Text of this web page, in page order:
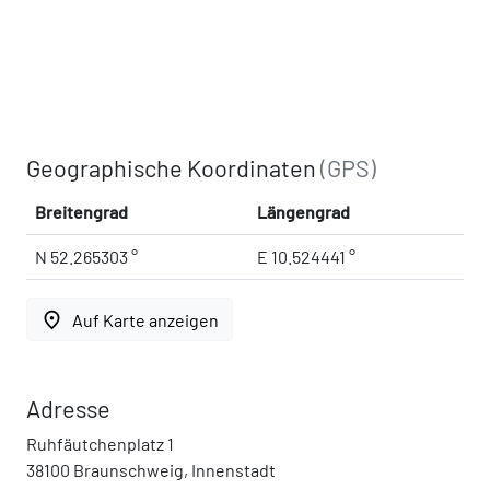
Geographische Koordinaten(GPS)
Breitengrad Längengrad
N 52.265303 ° E 10.524441 °
place Auf Karte anzeigen
Adresse
Ruhfäutchenplatz 1
38100 Braunschweig, Innenstadt